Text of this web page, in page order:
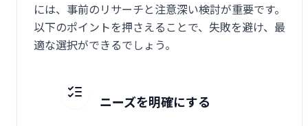
には、事前のリサーチと注意深い検討が重要です。
以下のポイントを押さえることで、失敗を避け、最
適な選択ができるでしょう。
ニーズを明確にする